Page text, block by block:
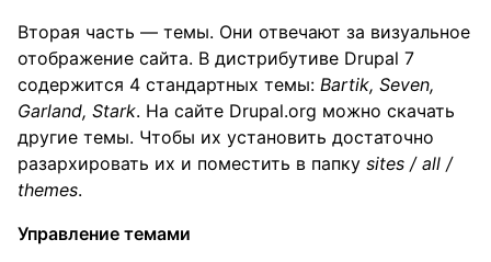
Вторая часть — темы. Они отвечают за визуальное
отображение сайта. В дистрибутиве Drupal 7
содержится 4 стандартных темы: Bartik, Seven,
Garland, Stark. На сайте Drupal.org можно скачать
другие темы. Чтобы их установить достаточно
разархировать их и поместить в папку sites / all /
themes.
Управление темами